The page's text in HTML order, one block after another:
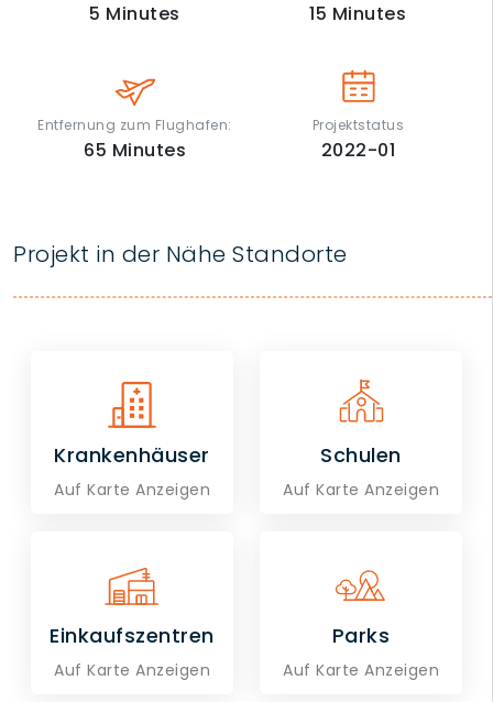
5 Minutes 15 Minutes
Entfernung zum Flughafen:
65 Minutes
Projektstatus
2022-01
Projekt in der Nähe Standorte
Krankenhäuser
Auf Karte Anzeigen
Schulen
Auf Karte Anzeigen
Einkaufszentren
Auf Karte Anzeigen
Parks
Auf Karte Anzeigen